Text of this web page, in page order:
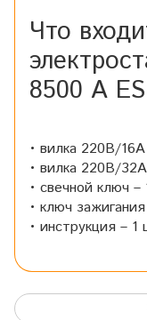
Что
8500 A
• вилка 220В/
• вилка 220В/
• свечной ключ
• ключ
• инструкция – 1